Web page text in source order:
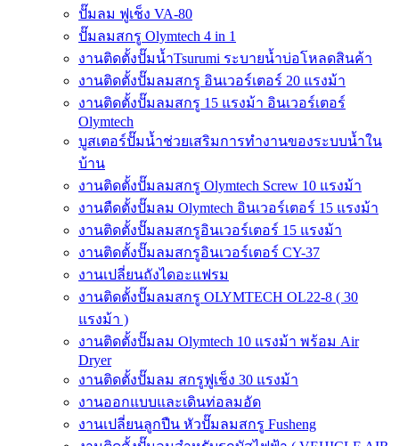
ปั๊มลม ฟูเช็ง VA-80
ปั๊มลมสกรู Olymtech 4 in 1
งานติดตั้งปั๊มน้ำTsurumi ระบายน้ำบ่อโหลดสินค้า
งานติดตั้งปั๊มลมสกรู อินเวอร์เตอร์ 20 แรงม้า
งานติดตั้งปั๊มลมสกรู 15 แรงม้า อินเวอร์เตอร์
Olymtech
บูสเตอร์ปั๊มน้ำช่วยเสริมการทำงานของระบบน้ำใน
บ้าน
งานติดตั้งปั๊มลมสกรู Olymtech Screw 10 แรงม้า
งานตืดตั้งปั๊มลม Olymtech อินเวอร์เตอร์ 15 แรงม้า
งานติดตั้งปั๊มลมสกรูอินเวอร์เตอร์ 15 แรงม้า
งานติดตั้งปั๊มลมสกรูอินเวอร์เตอร์ CY-37
งานเปลี่ยนถังไดอะแฟรม
งานติดตั้งปั๊มลมสกรู OLYMTECH OL22-8 ( 30
แรงม้า )
งานติดตั้งปั๊มลม Olymtech 10 แรงม้า พร้อม Air
Dryer
งานติดตั้งปั๊มลม สกรูฟูเช็ง 30 แรงม้า
งานออกแบบและเดินท่อลมอัด
งานเปลี่ยนลูกปืน หัวปั๊มลมสกรู Fusheng